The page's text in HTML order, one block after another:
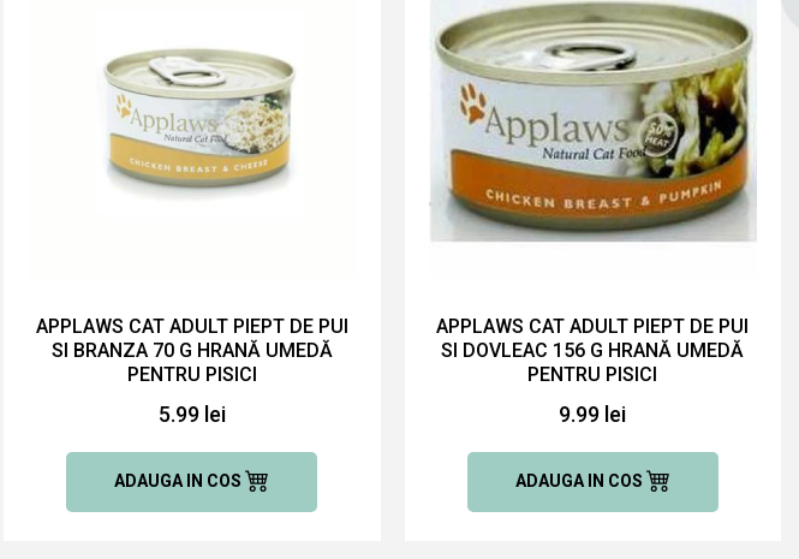
APPLAWS CAT ADULT PIEPT DE PUI
SI BRANZA 70 G HRANĂ UMEDĂ
PENTRU PISICI
5.99 lei
ADAUGA IN COS
APPLAWS CAT ADULT PIEPT DE PUI
SI DOVLEAC 156 G HRANĂ UMEDĂ
PENTRU PISICI
9.99 lei
ADAUGA IN COS